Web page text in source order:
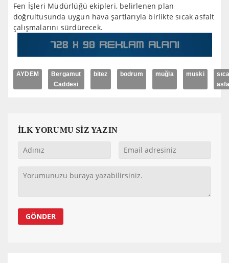
Fen İşleri Müdürlüğü ekipleri, belirlenen plan
doğrultusunda uygun hava şartlarıyla birlikte sıcak asfalt
çalışmalarını sürdürecek.
AYDEM
Bergamut
Caddesi
bitez bodrum muğla muski
İLK YORUMU SİZ YAZIN